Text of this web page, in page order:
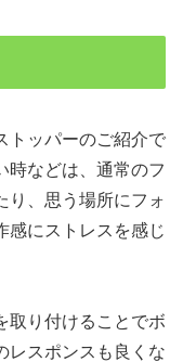
トッパーのご紹介で
時などは、通常のフ
り、思う場所にフォ
感にストレスを感じ
取り付けることでボ
レスポンスも良くな